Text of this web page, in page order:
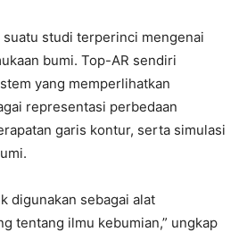
studi terperinci mengenai
bumi. Top-AR sendiri
yang memperlihatkan
representasi perbedaan
garis kontur, serta simulasi
digunakan sebagai alat
tentang ilmu kebumian,” ungkap